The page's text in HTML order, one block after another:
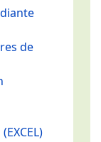
de